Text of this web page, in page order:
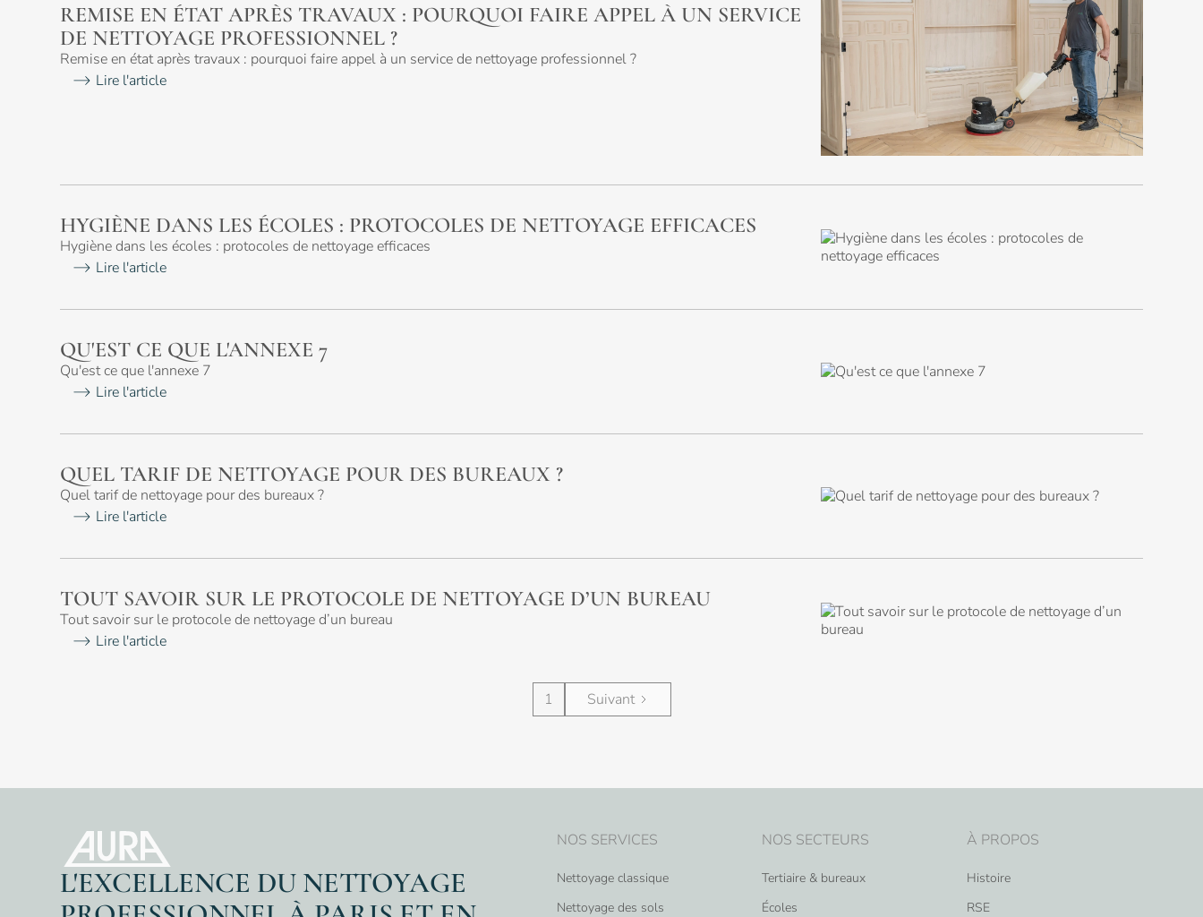
Engagement
Articles de
blog
REMISE EN ÉTAT APRÈS TRAVAUX : POURQUOI FAIRE APPEL À UN SERVICE
DE NETTOYAGE PROFESSIONNEL ?
Remise en état après travaux : pourquoi faire appel à un service de nettoyage professionnel ?
Lire l'article
HYGIÈNE DANS LES ÉCOLES : PROTOCOLES DE NETTOYAGE EFFICACES
Hygiène dans les écoles : protocoles de nettoyage efficaces
Lire l'article
QU'EST CE QUE L'ANNEXE 7
Qu'est ce que l'annexe 7
Lire l'article
QUEL TARIF DE NETTOYAGE POUR DES BUREAUX ?
Quel tarif de nettoyage pour des bureaux ?
Lire l'article
TOUT SAVOIR SUR LE PROTOCOLE DE NETTOYAGE D’UN BUREAU
Tout savoir sur le protocole de nettoyage d’un bureau
Lire l'article
1 Suivant
L'EXCELLENCE DU NETTOYAGE
NOS SERVICES
Nettoyage classique
Nettoyage des sols
NOS SECTEURS
Tertiaire & bureaux
Écoles
À PROPOS
Histoire
RSE